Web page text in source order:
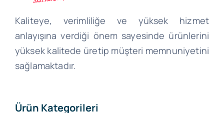
Kaliteye, verimliliğe ve yüksek hizmet
anlayışına verdiği önem sayesinde ürünlerini
yüksek kalitede üretip müşteri memnuniyetini
sağlamaktadır.
Ürün Kategorileri